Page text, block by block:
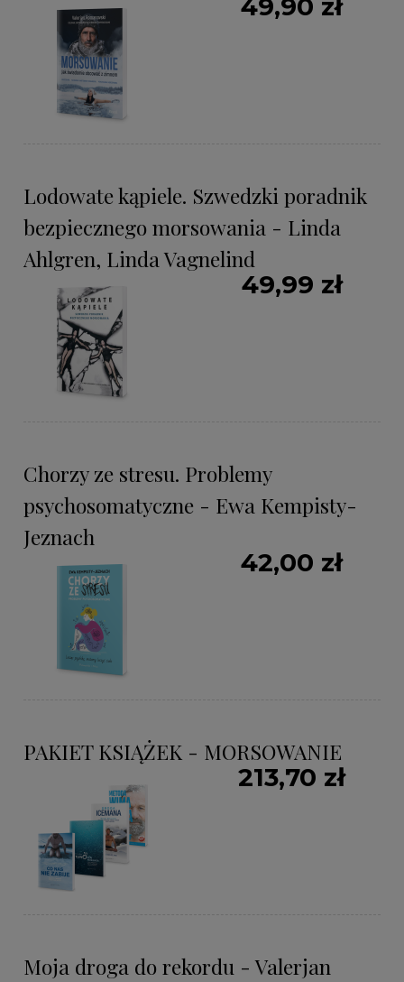
49,90 zł
Lodowate kąpiele. Szwedzki poradnik
bezpiecznego morsowania - Linda
Ahlgren, Linda Vagnelind
49,99 zł
Chorzy ze stresu. Problemy
psychosomatyczne - Ewa Kempisty-
Jeznach
42,00 zł
PAKIET KSIĄŻEK - MORSOWANIE
213,70 zł
Moja droga do rekordu - Valerjan